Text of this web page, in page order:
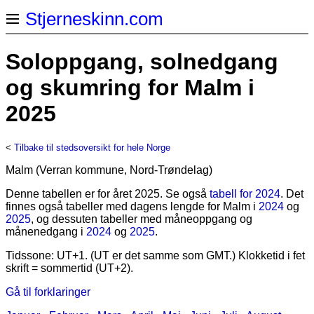
Stjerneskinn.com
Soloppgang, solnedgang
og skumring for Malm i
2025
< Tilbake til stedsoversikt for hele Norge
Malm (Verran kommune, Nord-Trøndelag)
Denne tabellen er for året 2025. Se også tabell for 2024. Det
finnes også tabeller med dagens lengde for Malm i 2024 og
2025, og dessuten tabeller med måneoppgang og
månenedgang i 2024 og 2025.
Tidssone: UT+1. (UT er det samme som GMT.) Klokketid i fet
skrift = sommertid (UT+2).
Gå til forklaringer